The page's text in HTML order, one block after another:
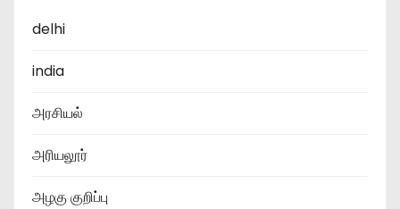
delhi
india
அரசியல்
அரியலூர்
அழகு குறிப்பு